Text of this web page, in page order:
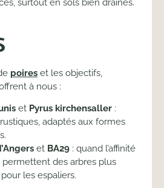
surtout en sols bien drainés.
poires et les objectifs,
à nous :
et Pyrus kirchensaller :
adaptés aux formes
et BA29 : quand l’affinité
permettent des arbres plus
les espaliers.